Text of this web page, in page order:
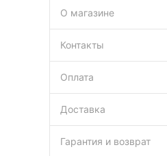
О магазине
Контакты
Оплата
Доставка
Гарантия и возврат